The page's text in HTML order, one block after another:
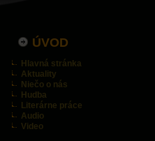
ÚVOD
Hlavná stránka
Aktuality
Niečo o nás
Hudba
Literárne práce
Audio
Video